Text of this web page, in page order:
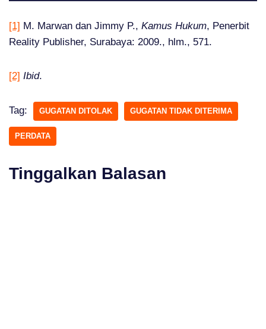
[1] M. Marwan dan Jimmy P., Kamus Hukum, Penerbit
Reality Publisher, Surabaya: 2009., hlm., 571.
[2] Ibid.
Tag: GUGATAN DITOLAK GUGATAN TIDAK DITERIMA
PERDATA
Tinggalkan Balasan